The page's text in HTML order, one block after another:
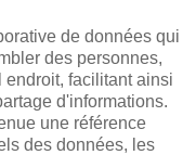
de données qui
des personnes,
facilitant ainsi
d'informations.
une référence
des données, les